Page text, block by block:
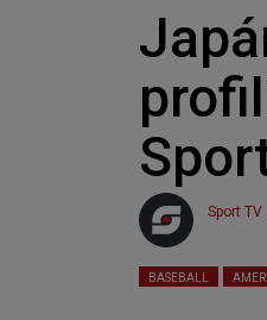
Sport TV
BASEBALL